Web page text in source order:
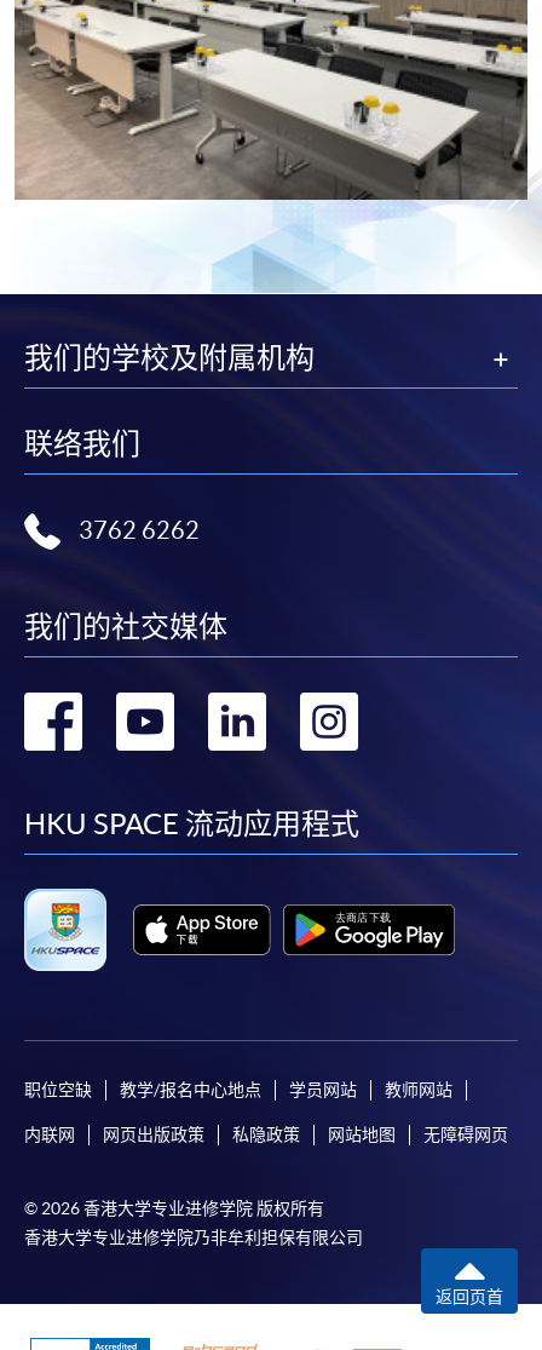
我们的学校及附属机构
联络我们
3762 6262
我们的社交媒体
转
facebook
转
youtube
转
linkedin
HKU SPACE 流动应用程式
职位空缺 教学/报名中心地点 学员网站 教师网站
内联网 网页出版政策 私隐政策 网站地图 无障碍网页
© 2026 香港大学专业进修学院 版权所有
香港大学专业进修学院乃非牟利担保有限公司
返回页首